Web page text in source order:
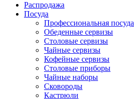
Распродажа
Посуда
Профессиональная посуда
Обеденные сервизы
Столовые сервизы
Чайные сервизы
Кофейные сервизы
Столовые приборы
Чайные наборы
Сковороды
Кастрюли